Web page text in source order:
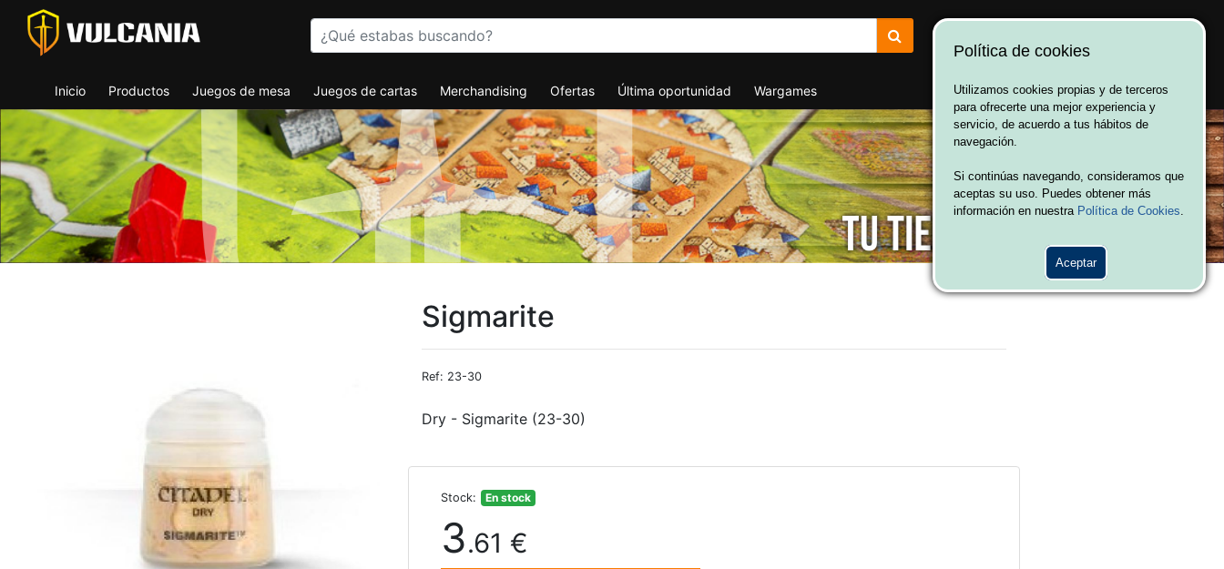
¡Bienvenido a Vulcania!
Hola. Inicia sesión
Inicio Productos Juegos de mesa Juegos de cartas Merchandising Ofertas Última oportunidad Wargames
Sigmarite
Ref: 23-30
Dry - Sigmarite (23-30)
Stock: En stock
3.61 €
Política de cookies
Utilizamos cookies propias y de terceros
para ofrecerte una mejor experiencia y
servicio, de acuerdo a tus hábitos de
navegación.
Si continúas navegando, consideramos que
aceptas su uso. Puedes obtener más
información en nuestra Política de Cookies.
Aceptar